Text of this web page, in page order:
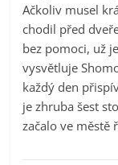
Ačkoliv musel
chodil před
bez pomoci, už
vysvětluje
každý den
je zhruba šest
začalo ve městě